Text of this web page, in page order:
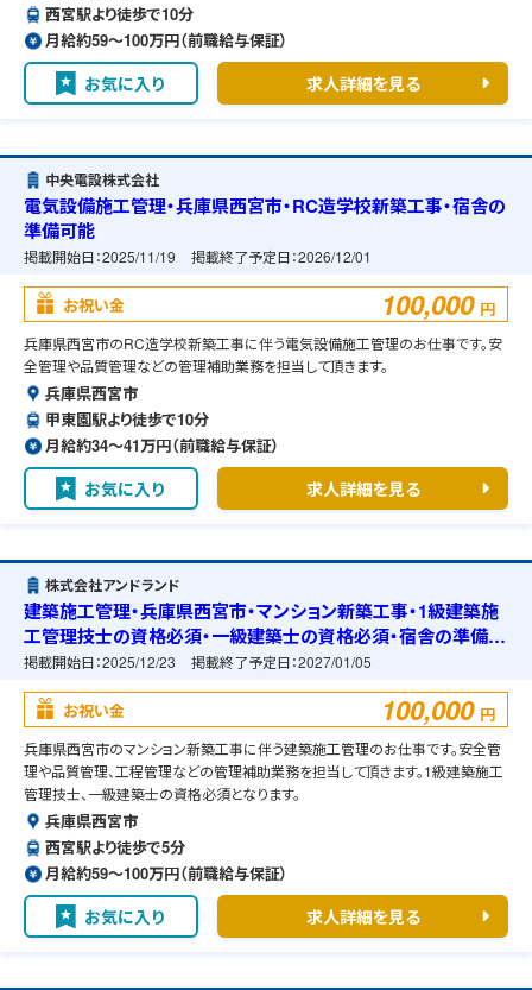
西宮駅より徒歩で10分
月給約59〜100万円（前職給与保証）
お気に入り 求人詳細を見る
中央電設株式会社
電気設備施工管理・兵庫県西宮市・RC造学校新築工事・宿舎の
準備可能
掲載開始日：2025/11/19 掲載終了予定日：2026/12/01
お祝い金 100,000 円
兵庫県西宮市のRC造学校新築工事に伴う電気設備施工管理のお仕事です。安
全管理や品質管理などの管理補助業務を担当して頂きます。
兵庫県西宮市
甲東園駅より徒歩で10分
月給約34〜41万円（前職給与保証）
お気に入り 求人詳細を見る
株式会社アンドランド
建築施工管理・兵庫県西宮市・マンション新築工事・1級建築施
工管理技士の資格必須・一級建築士の資格必須・宿舎の準備可
能
掲載開始日：2025/12/23 掲載終了予定日：2027/01/05
お祝い金 100,000 円
兵庫県西宮市のマンション新築工事に伴う建築施工管理のお仕事です。安全管
理や品質管理、工程管理などの管理補助業務を担当して頂きます。1級建築施工
管理技士、一級建築士の資格必須となります。
兵庫県西宮市
西宮駅より徒歩で5分
月給約59〜100万円（前職給与保証）
お気に入り 求人詳細を見る